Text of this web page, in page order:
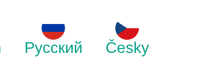
Русский Česky